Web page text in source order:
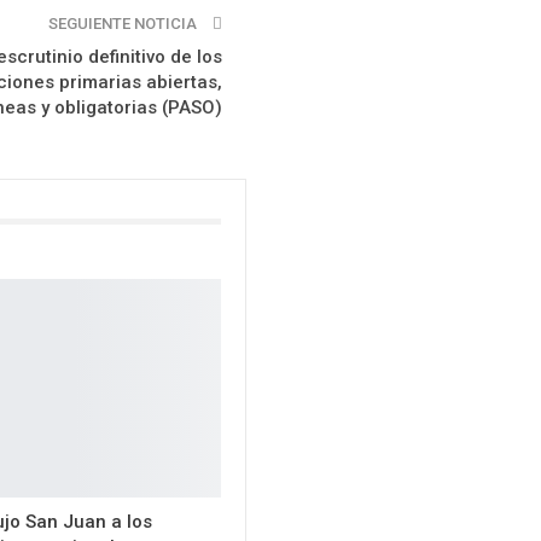
SEGUIENTE NOTICIA
definitivo de los
primarias abiertas,
y obligatorias (PASO)
San Juan a los